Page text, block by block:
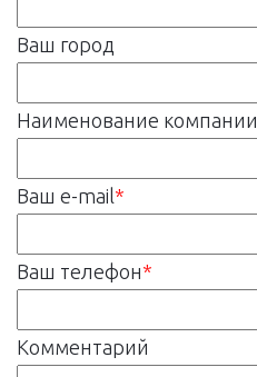
Ваш город
Наименование компании
Ваш e-mail*
Ваш телефон*
Комментарий